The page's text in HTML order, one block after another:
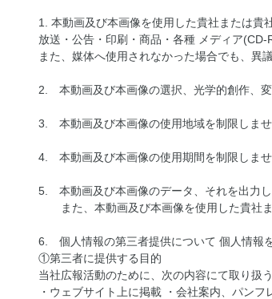
1. 本動画及び本画像を使用した貴社または貴
放送・公告・印刷・商品・各種 メディア
また、媒体へ使用されなかった場合でも、異
2. 本動画及び本画像の選択、光学的創作、
3. 本動画及び本画像の使用地域を制限しませ
4. 本動画及び本画像の使用期間を制限しませ
5. 本動画及び本画像のデータ、それを出力し
また、本動画及び本画像を使用した貴社ま
6. 個人情報の第三者提供について 個人情報
①第三者に提供する目的
当社広報活動のために、次の内容にて取り扱
・ウェブサイト上に掲載 ・会社案内、パンフ